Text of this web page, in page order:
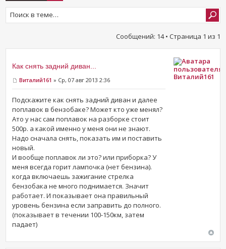
Сообщений: 14 • Страница 1 из 1
Как снять задний диван...
Виталий161 » Ср, 07 авг 2013 2:36
Подскажите как снять задний диван и далее
поплавок в бензобаке? Может кто уже менял?
Ато у нас сам поплавок на разборке стоит
500р. а какой именно у меня они не знают.
Надо сначала снять, показать им и поставить
новый.
И вообще поплавок ли это? или приборка? У
меня всегда горит лампочка (нет бензина).
когда включаешь зажигание стрелка
бензобака не много поднимается. Значит
работает. И показывает она правильный
уровень бензина если заправить до полного.
(показывает в течении 100-150км, затем
падает)
Виталий161